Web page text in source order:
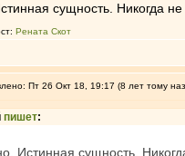
сущность. Никогда
Рената Скот
Пт 26 Окт 18, 19:17 (8 лет тому
пишет:
Истинная сущность.